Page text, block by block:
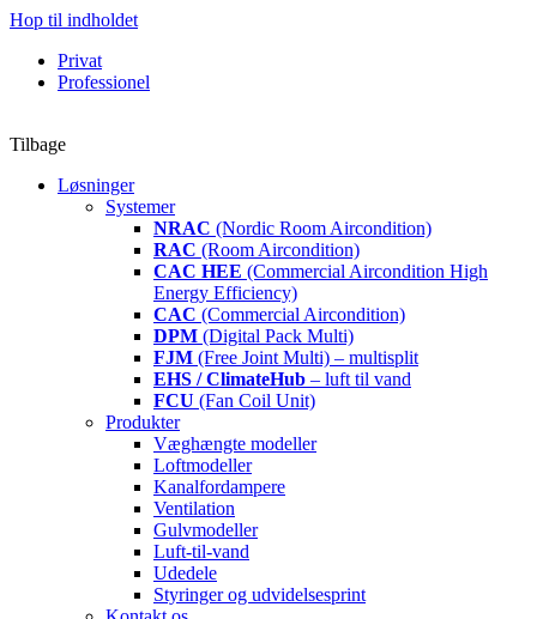
Hop til indholdet
Privat
Professionel
Tilbage
Løsninger
Systemer
NRAC (Nordic Room Aircondition)
RAC (Room Aircondition)
CAC HEE (Commercial Aircondition High
Energy Efficiency)
CAC (Commercial Aircondition)
DPM (Digital Pack Multi)
FJM (Free Joint Multi) – multisplit
EHS / ClimateHub – luft til vand
FCU (Fan Coil Unit)
Produkter
Væghængte modeller
Loftmodeller
Kanalfordampere
Ventilation
Gulvmodeller
Luft-til-vand
Udedele
Styringer og udvidelsesprint